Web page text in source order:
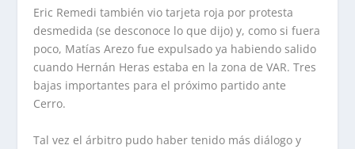
Eric Remedi también vio tarjeta roja por protesta
desmedida (se desconoce lo que dijo) y, como si fuera
poco, Matías Arezo fue expulsado ya habiendo salido
cuando Hernán Heras estaba en la zona de VAR. Tres
bajas importantes para el próximo partido ante
Cerro.
Tal vez el árbitro pudo haber tenido más diálogo y